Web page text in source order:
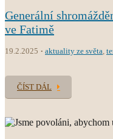
Generální
ve Fatimě
19.2.2025 aktuality ze světa
ČÍST DÁL